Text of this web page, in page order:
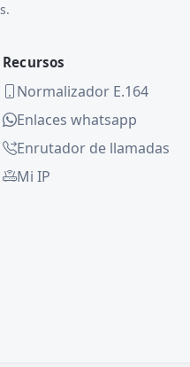
Recursos
Normalizador E.164
Enlaces whatsapp
Enrutador de llamadas
Mi IP